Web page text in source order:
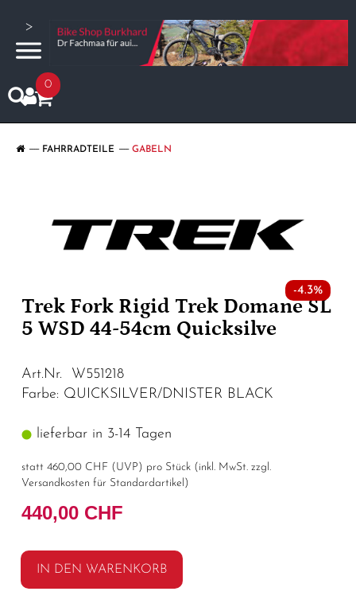
>
0
FAHRRADTEILE GABELN
-4.3%
Trek Fork Rigid Trek Domane SL
5 WSD 44-54cm Quicksilve
Art.Nr. W551218
Farbe: QUICKSILVER/DNISTER BLACK
lieferbar in 3-14 Tagen
statt 460,00 CHF ( UVP ) pro Stück (inkl. MwSt. zzgl.
Versandkosten für Standardartikel )
440,00 CHF
IN DEN WARENKORB